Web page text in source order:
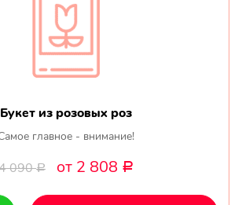
Букет из розовых роз
главное - внимание!
090Р от 2 808 Р